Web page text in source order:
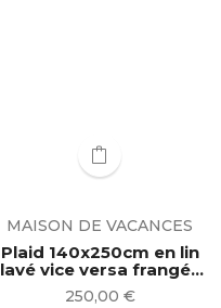
MAISON DE VACANCES
Plaid 140x250cm en lin
lavé vice versa frangé |
Bois de rose
Prix
250,00 €